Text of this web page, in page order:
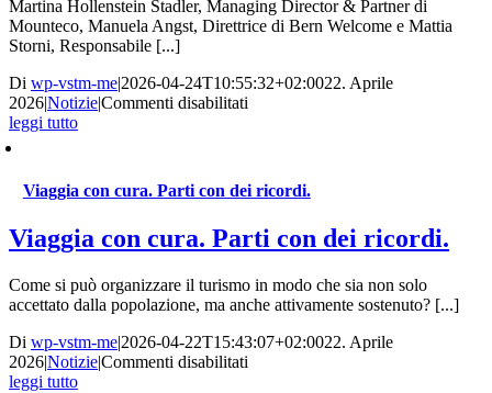
Martina Hollenstein Stadler, Managing Director & Partner di
Mounteco, Manuela Angst, Direttrice di Bern Welcome e Mattia
Storni, Responsabile [...]
Di wp-vstm-me|2026-04-24T10:55:32+02:0022. Aprile
2026|Notizie|Commenti disabilitati
membri
del
di
leggi tutto
Viaggia con cura. Parti con dei ricordi.
Viaggia con cura. Parti con dei ricordi.
Come si può organizzare il turismo in modo che sia non solo
accettato dalla popolazione, ma anche attivamente sostenuto? [...]
Di wp-vstm-me|2026-04-22T15:43:07+02:0022. Aprile
2026|Notizie|Commenti disabilitati
leggi tutto